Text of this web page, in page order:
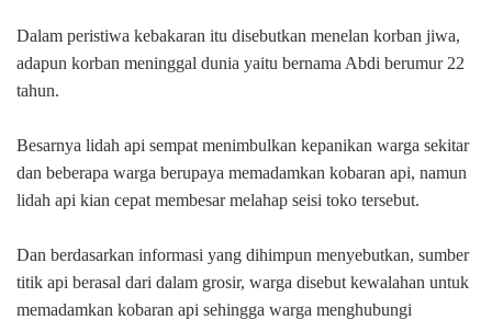
Dalam peristiwa kebakaran itu disebutkan menelan korban jiwa,
adapun korban meninggal dunia yaitu bernama Abdi berumur 22
tahun.
Besarnya lidah api sempat menimbulkan kepanikan warga sekitar
dan beberapa warga berupaya memadamkan kobaran api, namun
lidah api kian cepat membesar melahap seisi toko tersebut.
Dan berdasarkan informasi yang dihimpun menyebutkan, sumber
titik api berasal dari dalam grosir, warga disebut kewalahan untuk
memadamkan kobaran api sehingga warga menghubungi